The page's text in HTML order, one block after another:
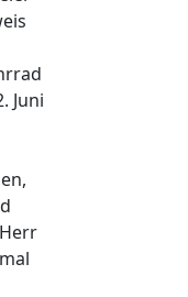
Juni